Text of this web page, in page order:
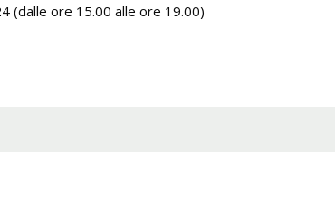
(dalle ore 15.00 alle ore 19.00)